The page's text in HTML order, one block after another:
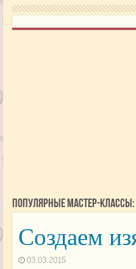
Популярные мастер-классы:
Создаем
03.03.2015